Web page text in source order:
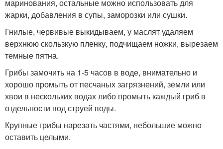
маринования, остальные можно использовать для
жарки, добавления в супы, заморозки или сушки.
Гнилые, червивые выкидываем, у маслят удаляем
верхнюю скользкую пленку, подчищаем ножки, вырезаем
темные пятна.
Грибы замочить на 1-5 часов в воде, внимательно и
хорошо промыть от песчаных загрязнений, земли или
хвои в нескольких водах либо промыть каждый гриб в
отдельности под струей воды.
Крупные грибы нарезать частями, небольшие можно
оставить целыми.